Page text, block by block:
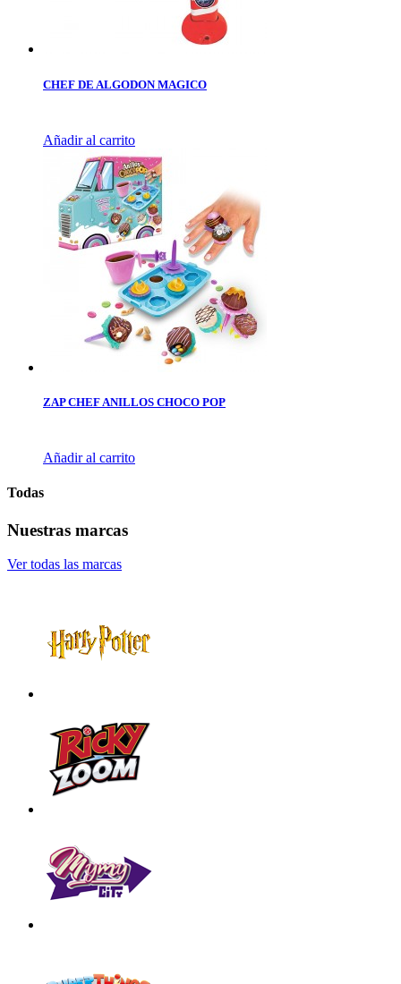
CHEF DE ALGODON MAGICO
Añadir al carrito
ZAP CHEF ANILLOS CHOCO POP
Añadir al carrito
Todas
Nuestras marcas
Ver todas las marcas